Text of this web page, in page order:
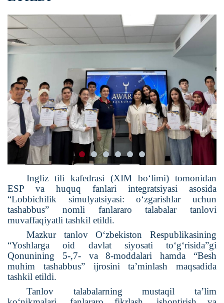
Ingliz tili kafedrasi (XIM bo‘limi) tomonidan
ESP va huquq fanlari integratsiyasi asosida
“Lobbichilik simulyatsiyasi: o‘zgarishlar uchun
tashabbus” nomli fanlararo talabalar tanlovi
muvaffaqiyatli tashkil etildi.
Mazkur tanlov O‘zbekiston Respublikasining
“Yoshlarga oid davlat siyosati to‘g‘risida”gi
Qonunining 5-,7- va 8-moddalari hamda “Besh
muhim tashabbus” ijrosini ta’minlash maqsadida
tashkil etildi.
Tanlov talabalarning mustaqil ta’lim